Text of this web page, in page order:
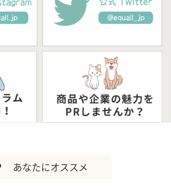
あなたにオススメ